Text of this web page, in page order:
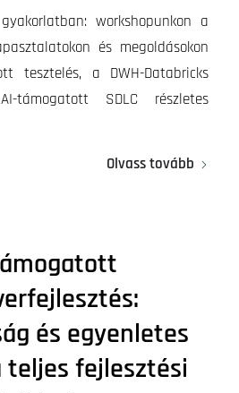
workshopunkon a
és megoldásokon
tesztelés, a DWH-Databricks
SDLC részletes
Olvass tovább
és egyenletes
teljes fejlesztési